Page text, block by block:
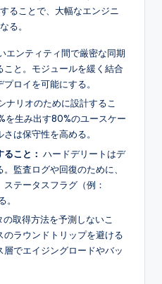
ることで、大幅なエンジニ
る。
エンティティ間で厳密な同期
こと。モジュールを緩く結合
ロイを可能にする。
ナリオのために設計するこ
を生み出す80%のユースケー
は保守性を高める。
こと： ハードデリートはデ
監査ログや回復のために、
テータスフラグ（例：
の取得方法を予測しないこ
のラウンドトリップを避ける
でエイジングロードやバッ